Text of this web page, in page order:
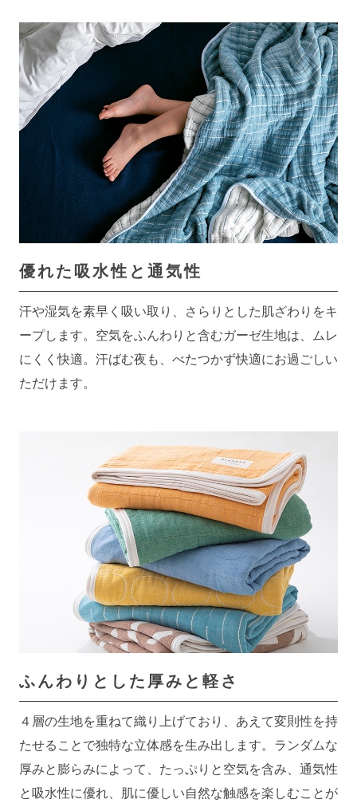
優れた吸水性と通気性
汗や湿気を素早く吸い取り、さらりとした肌ざわりをキ
ープします。空気をふんわりと含むガーゼ生地は、ムレ
にくく快適。汗ばむ夜も、べたつかず快適にお過ごしい
ただけます。
ふんわりとした厚みと軽さ
４層の生地を重ねて織り上げており、あえて変則性を持
たせることで独特な立体感を生み出します。ランダムな
厚みと膨らみによって、たっぷりと空気を含み、通気性
と吸水性に優れ、肌に優しい自然な触感を楽しむことが